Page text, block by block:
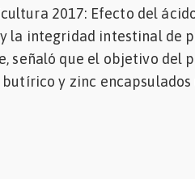
2017: Efecto del
la integridad intestinal de
señaló que el objetivo del
y zinc encapsulados